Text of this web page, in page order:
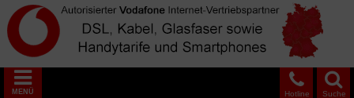
Suche
Hotline
MENÜ